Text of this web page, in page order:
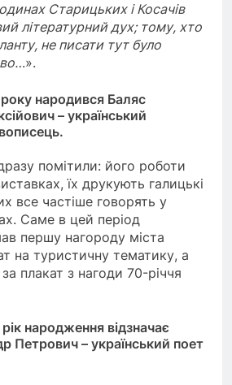
Старицьких і Косачів
літературний дух; тому, хто
не писати тут було
».
народився Баляс
– український
помітили: його роботи
їх друкують галицькі
все частіше говорять у
Саме в цей період
першу нагороду міста
на туристичну тематику, а
плакат з нагоди 70-річчя
народження відзначає
Петрович – український поет